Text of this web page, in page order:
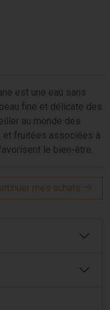
est une eau sans
fine et délicate des
au monde des
et fruitées associées à
le bien-être.
mes achats